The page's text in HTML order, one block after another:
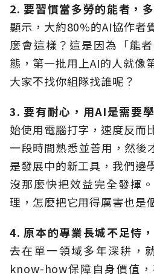
2. 要習慣當多勞的能者，
顯示，大約80%的AI協作者
麼會這樣？這是因為「能
態，第一批用上AI的人就像
大家不找你組隊找誰呢？
3. 要有耐心，用AI是需要
始使用電腦打字，速度反而
一段時間熟悉並善用，然後
是發展中的新工具，我們邊
沒那麼快把效益完全發揮
理，怎麼把它用得厲害也是
4. 原本的專業長城不足恃
去在單一領域多年深耕，
know-how保障自身價值